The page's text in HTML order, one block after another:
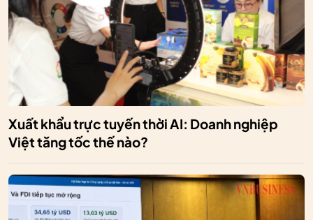
Xuất khẩu trực tuyến thời AI: Doanh nghiệp
Việt tăng tốc thế nào?